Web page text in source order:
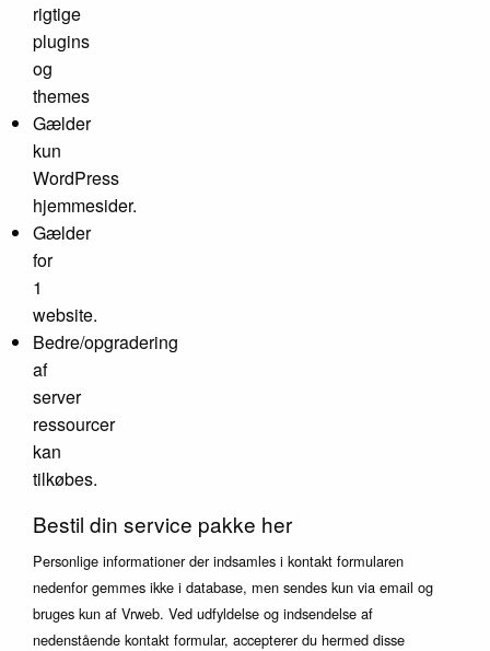
rigtige
plugins
og
themes
Gælder
kun
WordPress
hjemmesider.
Gælder
for
1
website.
Bedre/opgradering
af
server
ressourcer
kan
tilkøbes.
Bestil din service pakke her
Personlige informationer der indsamles i kontakt formularen
nedenfor gemmes ikke i database, men sendes kun via email og
bruges kun af Vrweb. Ved udfyldelse og indsendelse af
nedenstående kontakt formular, accepterer du hermed disse